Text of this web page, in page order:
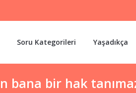
Soru Kategorileri Yaşadıkça
bana bir hak